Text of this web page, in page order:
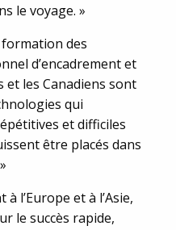
le voyage. »
des
d’encadrement et
et les Canadiens sont
qui
et difficiles
être placés dans
l’Europe et à l’Asie,
le succès rapide,